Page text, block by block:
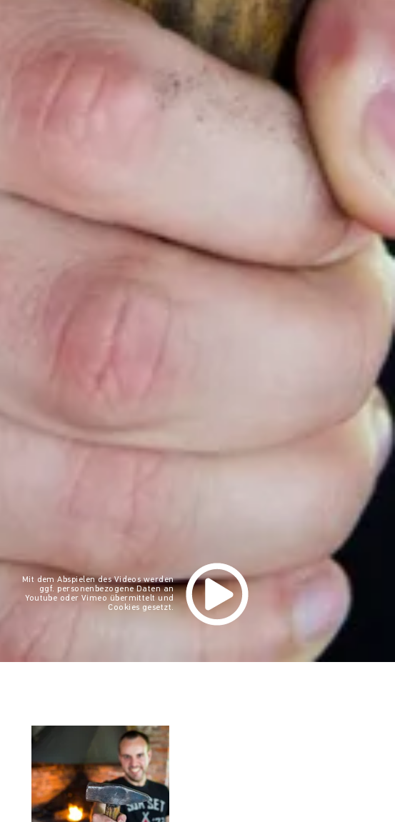
Mit dem Abspielen des Videos werden
ggf. personenbezogene Daten an
Youtube oder Vimeo übermittelt und
Cookies gesetzt.